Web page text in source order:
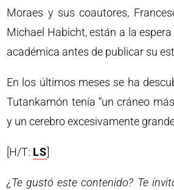
Moraes y sus coautores,
Michael Habicht, están a la
académica antes de publicar su
En los últimos meses se ha
Tutankamón tenía “un cráneo
y un cerebro excesivamente
[H/T: LS
¿Te gustó este contenido? Te